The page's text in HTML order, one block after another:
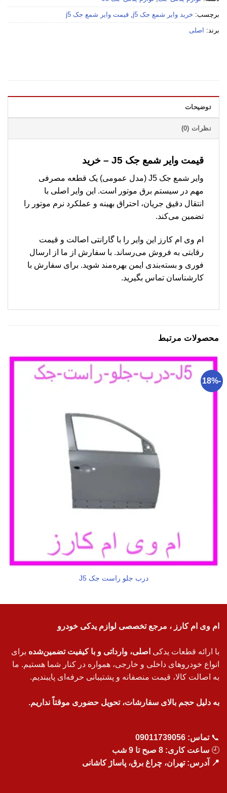
برچسب: خرید وایر شمع جک j5 , قیمت وایر شمع جک j5
برند: اصلی
توضیحات
نظرات (0)
قیمت وایر شمع جک J5 – خرید
وایر شمع جک J5 (مدل عمومی) یک قطعه مصرفی
مهم در سیستم برق موتور است. این وایر اصلی با
انتقال دقیق جریان، احتراق بهینه و عملکرد نرم موتور را
تضمین می‌کند.
ام وی ام کارز این وایر را با گارانتی اصالت و قیمت
رقابتی به فروش می‌رساند. با سفارش از ما از ارسال
فوری و بسته‌بندی ایمن بهره‌مند شوید. برای سفارش با
کارشناسان تماس بگیرید.
محصولات مرتبط
-18%
درب جلو راست جک J5
ام وی ام کارز ، مرجع تخصصی لوازم یدکی خودرو
با ارائه قطعات یدکی اصلی، وارداتی و با کیفیت تضمین‌شده برای
انواع خودروهای داخلی و خارجی، همواره در کنار شما هستیم. ما
به اصالت کالا، قیمت منصفانه و پشتیبانی حرفه‌ای پایبندیم.
به دلیل حجم بالای سفارشات، تحویل حضوری موقتاً نداریم.
📞تماس: 09011739056
🕘 ساعت کاری: 8 صبح تا 9 شب
📍 آدرس: تهران، چراغ برق، پاساژ کاشانی